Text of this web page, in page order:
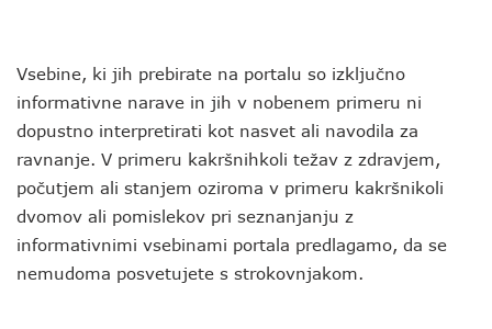
Vsebine, ki jih prebirate na portalu so izključno
informativne narave in jih v nobenem primeru ni
dopustno interpretirati kot nasvet ali navodila za
ravnanje. V primeru kakršnihkoli težav z zdravjem,
počutjem ali stanjem oziroma v primeru kakršnikoli
dvomov ali pomislekov pri seznanjanju z
informativnimi vsebinami portala predlagamo, da se
nemudoma posvetujete s strokovnjakom.